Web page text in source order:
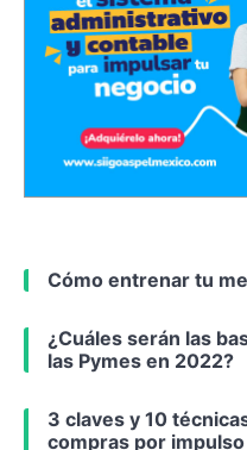
Cómo entrenar tu
¿Cuáles serán las
las Pymes en 2022?
3 claves y 10
compras por impulso